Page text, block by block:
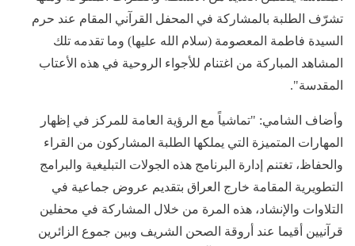
تشرّف الطلبة بالمشاركة في المحفل القرآني المقام عند حرم
السيدة فاطمة المعصومة (سلام الله عليها) وما تقدمه تلك
المشاهد المباركة من اغتنام للأجواء الروحية في هذه الأعتاب
المقدسة".
وأضاف الشامي: "تماشياً مع الرؤية العامة للمركز في إظهار
المهارات المتميزة التي يملكها الطلبة المشاركون من القراء
والحفاظ، تغتنم إدارة البرنامج هذه الجولات التبليغية والبرامج
التطويرية المقامة خارج العراق بتقديم عروض جماعية في
التلاوات والإنشاد، هذه المرة من خلال المشاركة في محفلين
قرآنيين أقيما عند أروقة الصحن الشريف وبين جموع الزائرين